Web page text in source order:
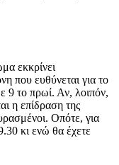
εκκρίνει
που ευθύνεται για το
9 το πρωί. Αν, λοιπόν,
η επίδραση της
Οπότε, για
κι ενώ θα έχετε